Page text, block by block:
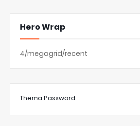
Hero Wrap
4/megagrid/recent
Thema Password